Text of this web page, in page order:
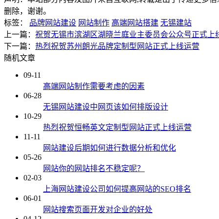
删除，谢谢。
标签：
品牌网站建设 网站制作 高端网站搭建 无锡建站
上一篇： 祝贺无锡市滨湖区湖晓兰庭业主委员会公众号正式上
下一篇： 热烈祝贺苏州朗光品牌定制型网站正式上线运营
随机文章
09-11
高端网站制作需要考虑的因素
06-28
无锡网站建设中网页该如何排版设计
10-29
热烈祝贺恒畅英文定制型网站正式上线运营
11-11
网站建设后期如何进行数据分析和优化
05-26
网站你的网站排名不稳定呢？
02-03
上海网站建设公司如何提高网站的SEO排名
06-01
网站搜索页面开发对企业的好处